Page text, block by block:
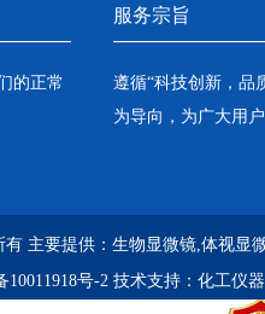
的正常
服务宗旨
遵循“科技创新，品
为导向，为广大用
主要提供： 生物显微镜,体视显
10011918号-2技术支持： 化工仪器